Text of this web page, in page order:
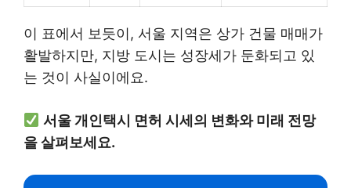
이 표에서 보듯이, 서울 지역은 상가 건물 매매가
활발하지만, 지방 도시는 성장세가 둔화되고 있
는 것이 사실이에요.
서울 개인택시 면허 시세의 변화와 미래 전망
을 살펴보세요.